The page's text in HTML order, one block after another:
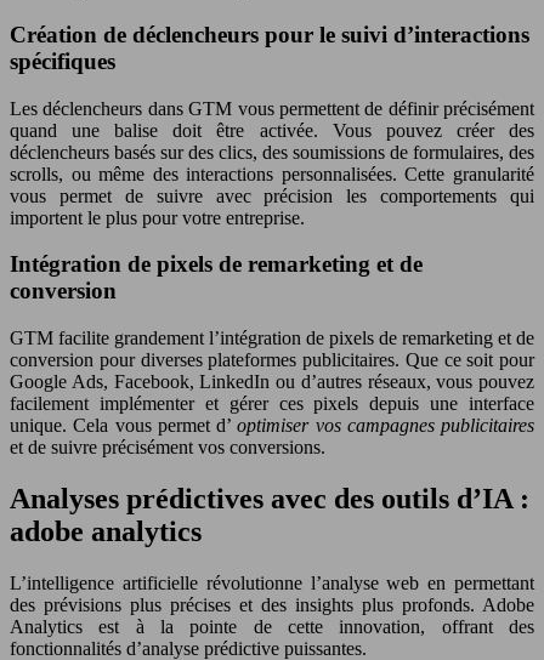
Création de déclencheurs pour le suivi d’interactions
spécifiques
Les déclencheurs dans GTM vous permettent de définir précisément
quand une balise doit être activée. Vous pouvez créer des
déclencheurs basés sur des clics, des soumissions de formulaires, des
scrolls, ou même des interactions personnalisées. Cette granularité
vous permet de suivre avec précision les comportements qui
importent le plus pour votre entreprise.
Intégration de pixels de remarketing et de
conversion
GTM facilite grandement l’intégration de pixels de remarketing et de
conversion pour diverses plateformes publicitaires. Que ce soit pour
Google Ads, Facebook, LinkedIn ou d’autres réseaux, vous pouvez
facilement implémenter et gérer ces pixels depuis une interface
unique. Cela vous permet d’optimiser vos campagnes publicitaires
et de suivre précisément vos conversions.
Analyses prédictives avec des outils d’IA :
adobe analytics
L’intelligence artificielle révolutionne l’analyse web en permettant
des prévisions plus précises et des insights plus profonds. Adobe
Analytics est à la pointe de cette innovation, offrant des
fonctionnalités d’analyse prédictive puissantes.